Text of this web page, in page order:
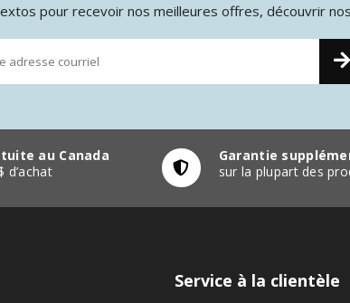
pour recevoir nos meilleures offres, découvrir
au Canada
d’achat
Garantie
sur la plupart des
Service à la clientèle